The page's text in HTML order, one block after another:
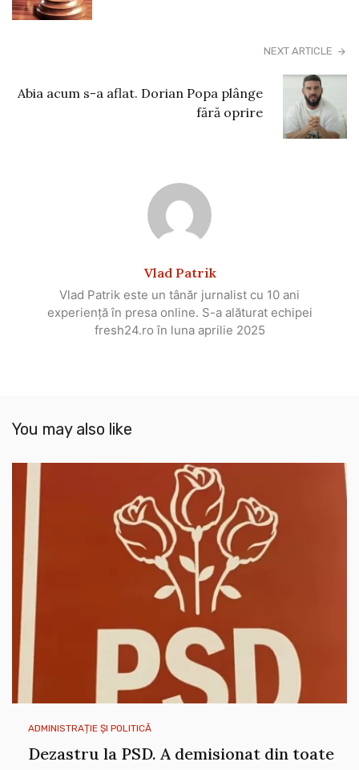
NEXT ARTICLE
Abia acum s-a aflat. Dorian Popa plânge
fără oprire
Vlad Patrik
Vlad Patrik este un tânăr jurnalist cu 10 ani
experiență în presa online. S-a alăturat echipei
fresh24.ro în luna aprilie 2025
You may also like
ADMINISTRAȚIE ȘI POLITICĂ
Dezastru la PSD. A demisionat din toate